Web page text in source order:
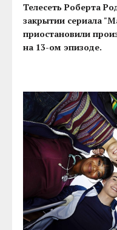
Телесеть Роберта
закрытии сериала
приостановили
на 13-ом эпизоде.